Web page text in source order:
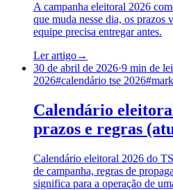
A campanha eleitoral 2026
que muda nesse dia, os prazos
equipe precisa entregar antes.
Ler artigo→
30 de abril de 2026·9 min de
2026#calendário tse 2026#
Calendário
prazos e regras
Calendário eleitoral 2026 do
de campanha, regras de
significa para a operação de